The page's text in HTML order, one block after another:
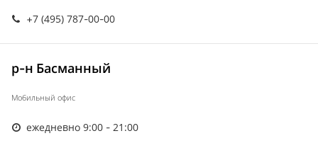
+7 (495) 787-00-00
р-н Басманный
Мобильный офис
ежедневно 9:00 - 21:00